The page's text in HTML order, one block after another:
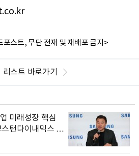
스트, 무단 전재 및 재배포 금지>
리스트 바로가기
미래성장 핵심
턴다이내믹스 출